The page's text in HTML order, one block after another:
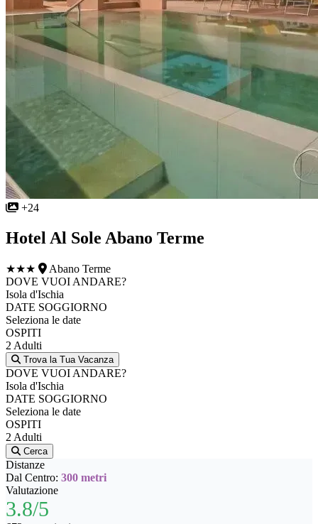
+24
Hotel Al Sole Abano Terme
★★★
Abano Terme
DOVE VUOI ANDARE?
Isola d'Ischia
DATE SOGGIORNO
Seleziona le date
OSPITI
2 Adulti
Trova la Tua Vacanza
DOVE VUOI ANDARE?
Isola d'Ischia
DATE SOGGIORNO
Seleziona le date
OSPITI
2 Adulti
Cerca
Distanze
Dal Centro: 300 metri
Valutazione
3.8/5